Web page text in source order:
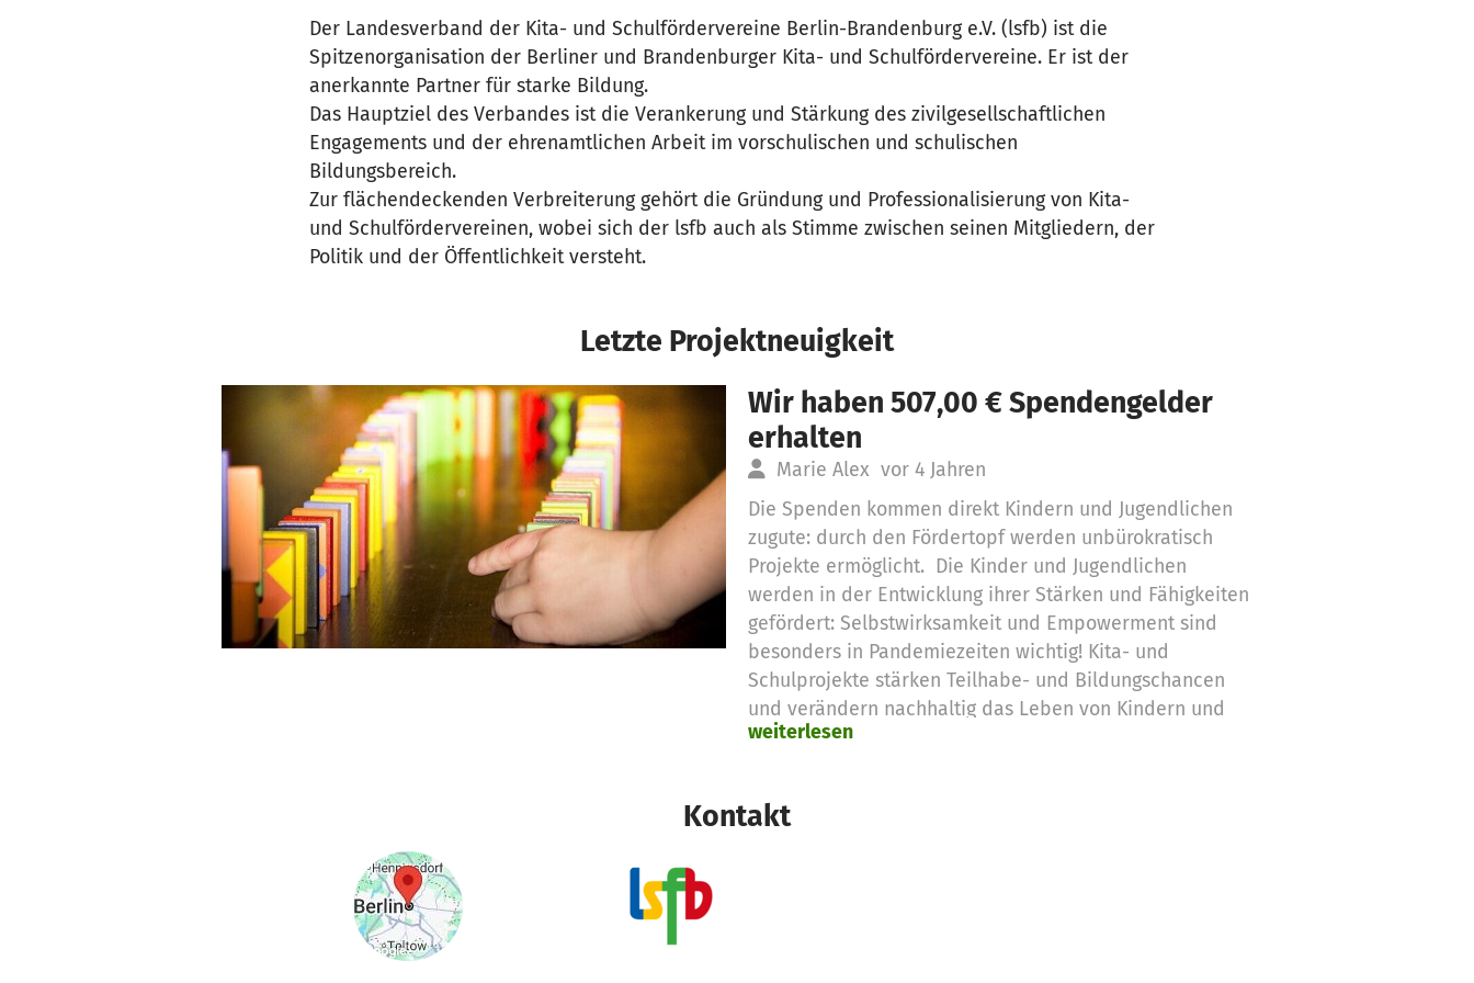
Der Landesverband der Kita- und Schulfördervereine Berlin-Brandenburg e.V. (lsfb) ist die
Spitzenorganisation der Berliner und Brandenburger Kita- und Schulfördervereine. Er ist der
anerkannte Partner für starke Bildung.
Das Hauptziel des Verbandes ist die Verankerung und Stärkung des zivilgesellschaftlichen
Engagements und der ehrenamtlichen Arbeit im vorschulischen und schulischen
Bildungsbereich.
Zur flächendeckenden Verbreiterung gehört die Gründung und Professionalisierung von Kita-
und Schulfördervereinen, wobei sich der lsfb auch als Stimme zwischen seinen Mitgliedern, der
Politik und der Öffentlichkeit versteht.
Letzte Projektneuigkeit
Wir haben 507,00 € Spendengelder
erhalten
Marie Alex vor 4 Jahren
Die Spenden kommen direkt Kindern und Jugendlichen
zugute: durch den Fördertopf werden unbürokratisch
Projekte ermöglicht. Die Kinder und Jugendlichen
werden in der Entwicklung ihrer Stärken und Fähigkeiten
gefördert: Selbstwirksamkeit und Empowerment sind
besonders in Pandemiezeiten wichtig! Kita- und
Schulprojekte stärken Teilhabe- und Bildungschancen
und verändern nachhaltig das Leben von Kindern und
Jugendlichen. Danke, dass ihr mit eurer Spende Teil
weiterlesen
Kontakt